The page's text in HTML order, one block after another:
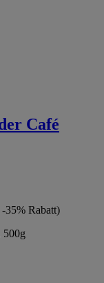
Café
35% Rabatt)
500g